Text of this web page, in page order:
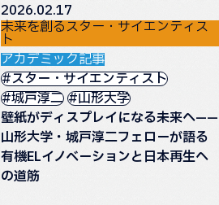
2026.02.17
未来を創るスター・サイエンティス
ト
アカデミック記事
#スター・サイエンティスト
#城戸淳二 #山形大学
壁紙がディスプレイになる未来へ——
山形大学・城戸淳二フェローが語る
有機ELイノベーションと日本再生へ
の道筋